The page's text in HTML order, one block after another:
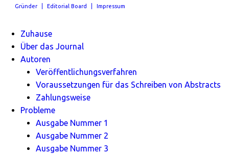
Gründer Editorial Board Impressum
Zuhause
Über das Journal
Autoren
Veröffentlichungsverfahren
Voraussetzungen für das Schreiben von Abstracts
Zahlungsweise
Probleme
Ausgabe Nummer 1
Ausgabe Nummer 2
Ausgabe Nummer 3